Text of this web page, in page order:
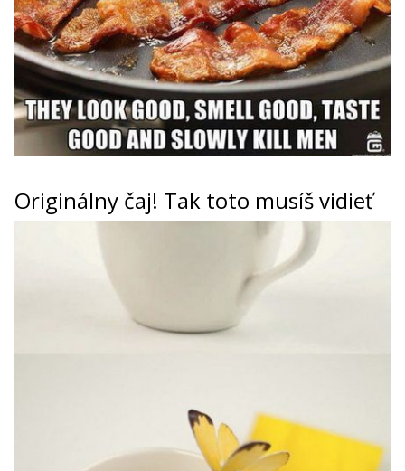
Originálny čaj! Tak toto musíš vidieť